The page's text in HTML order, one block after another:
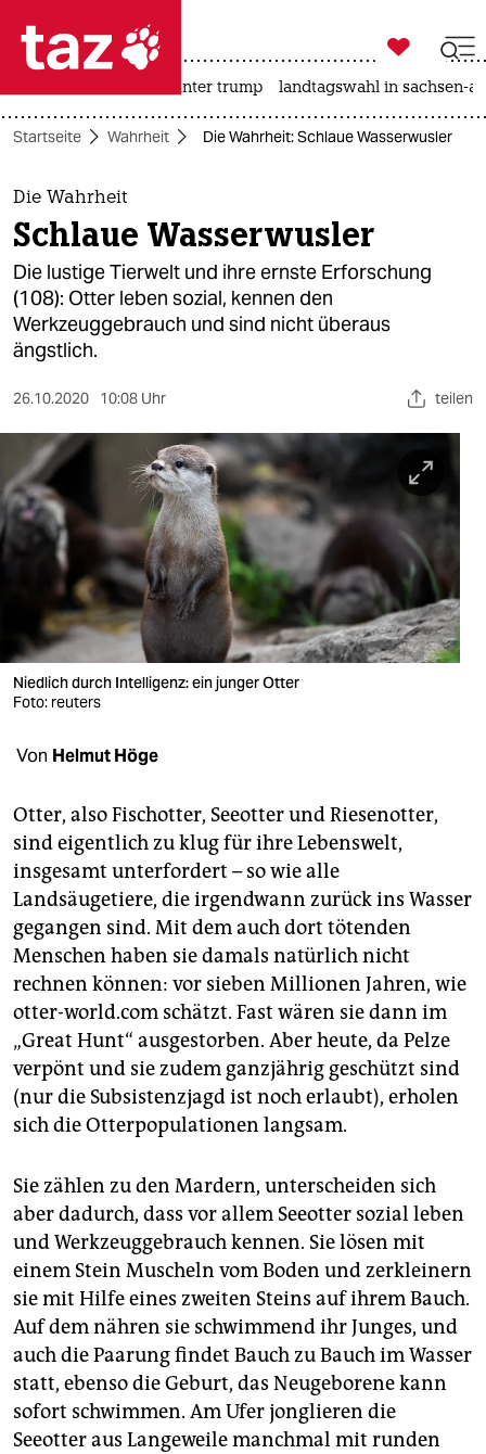
 taz zahl ich
taz zahl ich
themen
politik
öko
gesellschaft
kultur
sport
berlin
nord
wahrheit
verlag
verlag
shop
fragen & hilfe
unterstützen
abo
genossenschaft
epaper login

taz zahl ich
usa unter trump landtagswahl in sachsen-
Startseite Wahrheit Die Wahrheit: Schlaue Wasserwusler
Die Wahrheit
Schlaue Wasserwusler
Die lustige Tierwelt und ihre ernste Erforschung
(108): Otter leben sozial, kennen den
Werkzeuggebrauch und sind nicht überaus
ängstlich.
26.10.2020 10:08 Uhr teilen
Niedlich durch Intelligenz: ein junger Otter
Foto: reuters
Von Helmut Höge
Otter, also Fischotter, Seeotter und Riesenotter,
sind eigentlich zu klug für ihre Lebenswelt,
insgesamt unterfordert – so wie alle
Landsäugetiere, die irgendwann zurück ins Wasser
gegangen sind. Mit dem auch dort tötenden
Menschen haben sie damals natürlich nicht
rechnen können: vor sieben Millionen Jahren, wie
otter-world.com schätzt. Fast wären sie dann im
„Great Hunt“ ausgestorben. Aber heute, da Pelze
verpönt und sie zudem ganzjährig geschützt sind
(nur die Subsistenzjagd ist noch erlaubt), erholen
sich die Otterpopulationen langsam.
Sie zählen zu den Mardern, unterscheiden sich
aber dadurch, dass vor allem Seeotter sozial leben
und Werkzeuggebrauch kennen. Sie lösen mit
einem Stein Muscheln vom Boden und zerkleinern
sie mit Hilfe eines zweiten Steins auf ihrem Bauch.
Auf dem nähren sie schwimmend ihr Junges, und
auch die Paarung findet Bauch zu Bauch im Wasser
statt, ebenso die Geburt, das Neugeborene kann
sofort schwimmen. Am Ufer jonglieren die
Seeotter aus Langeweile manchmal mit runden